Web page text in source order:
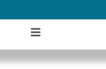
Toggle
Navigation
Home